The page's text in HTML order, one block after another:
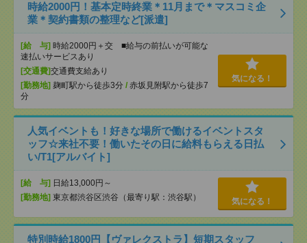
時給2000円！基本定時終業＊11月まで＊マスコミ企
業＊契約書類の整理など[派遣]
[給 与] 時給2000円＋交 ■給与の前払いが可能な
速払いサービスあり
[交通費]交通費支給あり
[勤務地] 麹町駅から徒歩3分 / 赤坂見附駅から徒歩7
分
気になる！
人気イベントも！好きな場所で働けるイベントスタ
ッフ☆来社不要！働いたその日に給料もらえる日払
い/T1[アルバイト]
[給 与] 日給13,000円～
[勤務地] 東京都渋谷区渋谷（最寄り駅：渋谷駅） 気になる！
特別時給1800円【ヴァレクストラ】短期スタッフ